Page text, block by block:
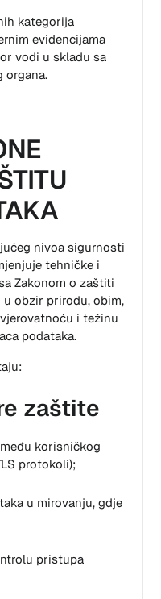
kategorija
evidencijama
vodi u skladu sa
organa.
nivoa sigurnosti
tehničke i
Zakonom o zaštiti
obzir prirodu, obim,
i težinu
podataka.
zaštite
korisničkog
protokoli);
u mirovanju, gdje
pristupa